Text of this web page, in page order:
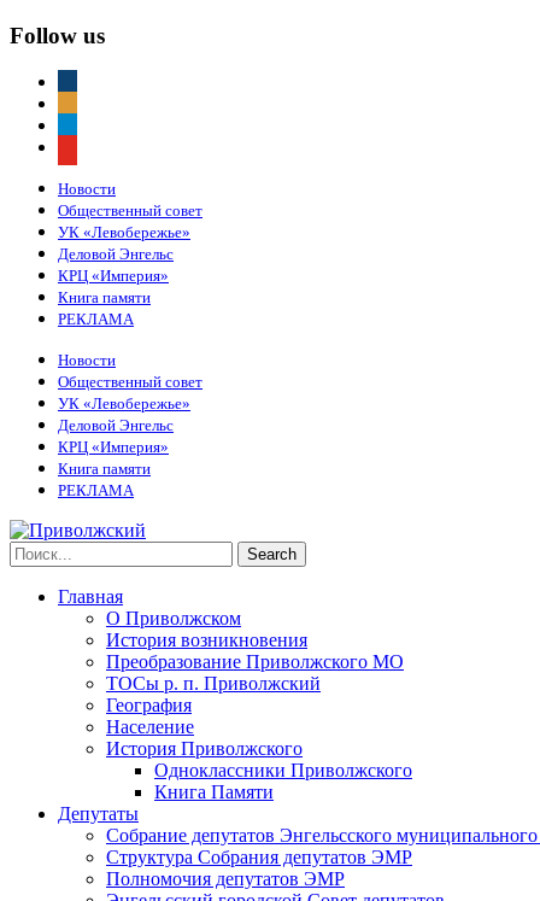
Follow us
Новости
Общественный совет
УК «Левобережье»
Деловой Энгельс
КРЦ «Империя»
Книга памяти
РЕКЛАМА
Новости
Общественный совет
УК «Левобережье»
Деловой Энгельс
КРЦ «Империя»
Книга памяти
РЕКЛАМА
Главная
О Приволжском
История возникновения
Преобразование Приволжского МО
ТОСы р. п. Приволжский
География
Население
История Приволжского
Одноклассники Приволжского
Книга Памяти
Депутаты
Собрание депутатов Энгельсского
Структура Собрания депутатов ЭМР
Полномочия депутатов ЭМР